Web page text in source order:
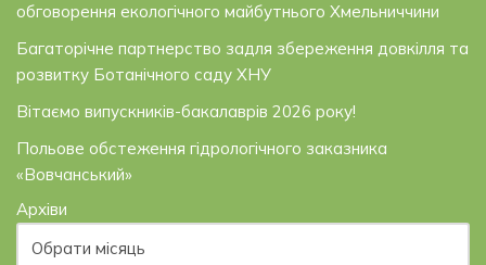
обговорення екологічного майбутнього Хмельниччини
Багаторічне партнерство задля збереження довкілля та
розвитку Ботанічного саду ХНУ
Вітаємо випускників-бакалаврів 2026 року!
Польове обстеження гідрологічного заказника
«Вовчанський»
Архіви